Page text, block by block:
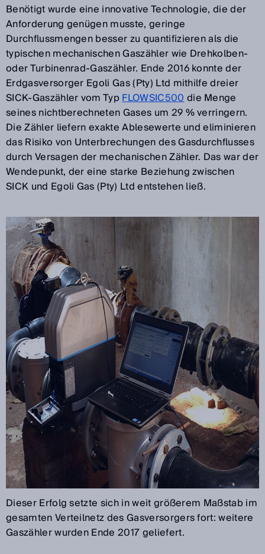
Benötigt wurde eine innovative Technologie, die der
Anforderung genügen musste, geringe
Durchflussmengen besser zu quantifizieren als die
typischen mechanischen Gaszähler wie Drehkolben-
oder Turbinenrad-Gaszähler. Ende 2016 konnte der
Erdgasversorger Egoli Gas (Pty) Ltd mithilfe dreier
SICK-Gaszähler vom TypFLOWSIC500die Menge
seines nichtberechneten Gases um 29 % verringern.
Die Zähler liefern exakte Ablesewerte und eliminieren
das Risiko von Unterbrechungen des Gasdurchflusses
durch Versagen der mechanischen Zähler. Das war der
Wendepunkt, der eine starke Beziehung zwischen
SICK und Egoli Gas (Pty) Ltd entstehen ließ.
Dieser Erfolg setzte sich in weit größerem Maßstab im
gesamten Verteilnetz des Gasversorgers fort: weitere
Gaszähler wurden Ende 2017 geliefert.